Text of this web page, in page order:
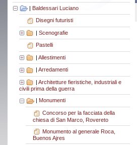
| Baldessari Luciano
Disegni futuristi
| Scenografie
Pastelli
| Allestimenti
Arredamenti
| Architetture fieristiche, industriali e
civili prima della guerra
Monumenti
Concorso per la facciata della
chiesa di San Marco, Rovereto
Monumento al generale Roca,
Buenos Ajres